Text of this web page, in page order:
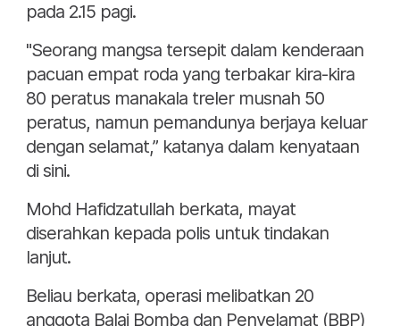
pada 2.15 pagi.
"Seorang mangsa tersepit dalam kenderaan
pacuan empat roda yang terbakar kira-kira
80 peratus manakala treler musnah 50
peratus, namun pemandunya berjaya keluar
dengan selamat,” katanya dalam kenyataan
di sini.
Mohd Hafidzatullah berkata, mayat
diserahkan kepada polis untuk tindakan
lanjut.
Beliau berkata, operasi melibatkan 20
anggota Balai Bomba dan Penyelamat (BBP)